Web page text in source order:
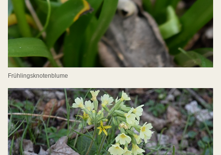
Frühlingsknotenblume